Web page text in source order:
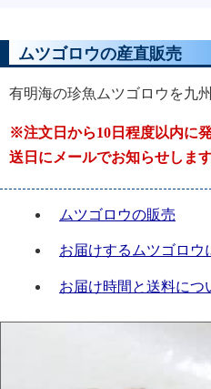
ムツゴロウの産直販売
有明海の珍魚ムツゴロウを九
※注文日から10日程度以内に
送日にメールでお知らせします
ムツゴロウの販売
お届けするムツゴロウ
お届け時間と送料につ